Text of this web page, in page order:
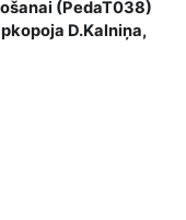
(PedaT038)
D.Kalniņa,